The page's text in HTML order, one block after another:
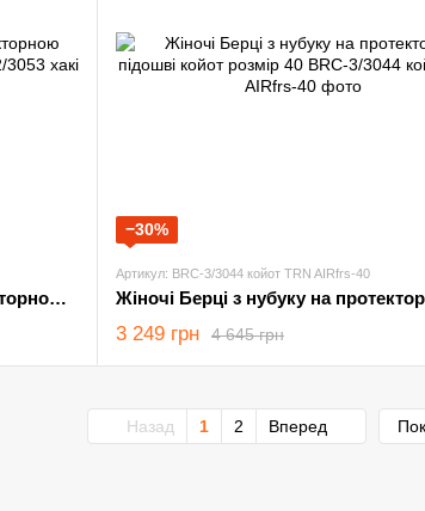
Нубукові Берці Gladiator з протекторною підошвою мультикам розмір 41
−30%
Артикул: BRC-3/3044 койот TRN AIRfrs-40
4 645 грн
3 249 грн
Назад 1 2 Вперед